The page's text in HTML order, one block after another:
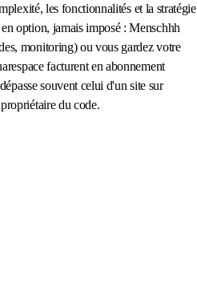
les fonctionnalités et la stratégie
option, jamais imposé : Menschhh
monitoring) ou vous gardez votre
facturent en abonnement
souvent celui d'un site sur
du code.